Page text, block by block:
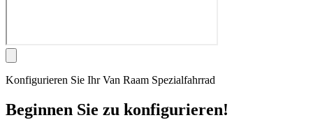
Konfigurieren Sie Ihr Van Raam Spezialfahrrad
Beginnen Sie zu konfigurieren!